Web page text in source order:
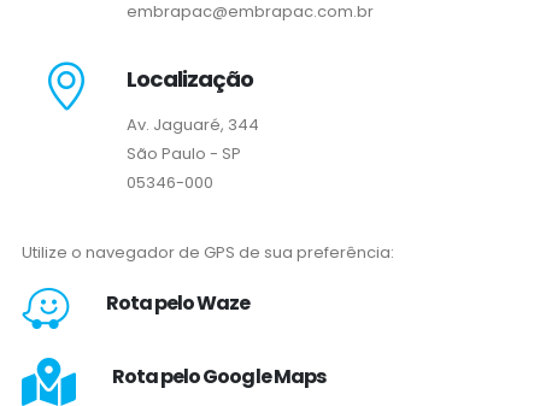
embrapac@embrapac.com.br
Localização
Av. Jaguaré, 344
São Paulo - SP
05346-000
Utilize o navegador de GPS de sua preferência:
Rota pelo Waze
Rota pelo Google Maps